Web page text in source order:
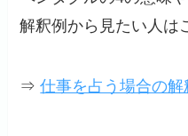
解釈例から見たい人は
⇒仕事を占う場合の解